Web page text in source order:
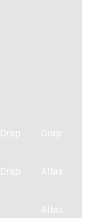
Drap
Drap
Drap
Atlas
Atlas